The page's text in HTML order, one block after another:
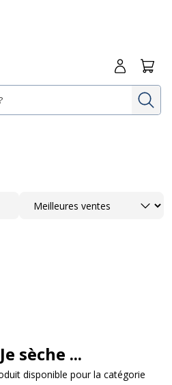
Me
Trier
Je sèche ...
disponible pour la catégorie